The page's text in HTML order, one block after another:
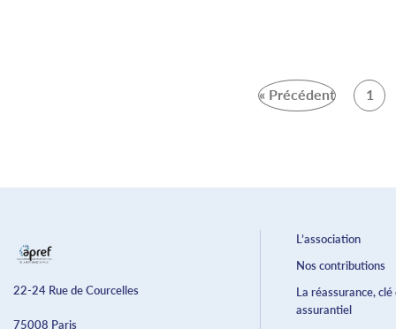
« Précédent 1
22-24 Rue de Courcelles
75008 Paris
L’association
Nos contributions
La réassurance,
assurantiel